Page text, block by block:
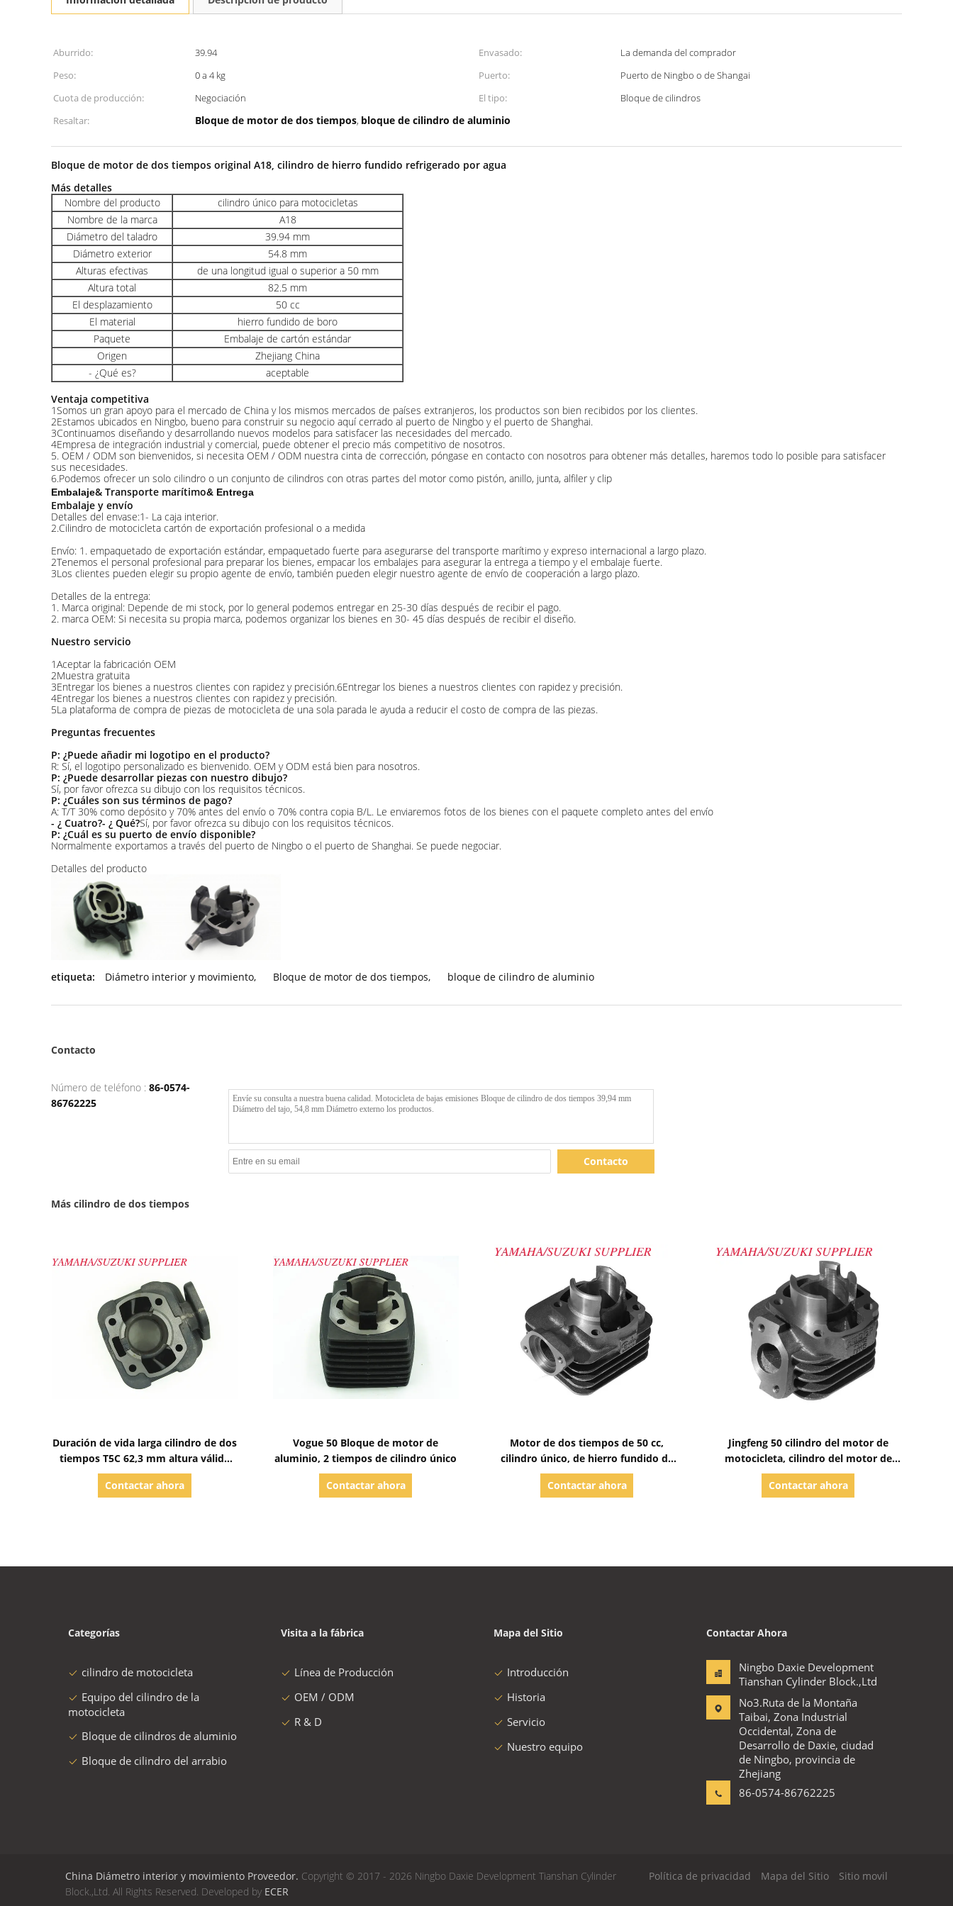
Aburrido: 39.94 Envasado:
La demanda del comprador
Peso:
0 a 4 kg Puerto:
Puerto de Ningbo o de Shangai
Cuota de producción:
Negociación El tipo:
Bloque de cilindros
Resaltar:
Bloque de motor de dos tiempos, bloque de cilindro de aluminio
Bloque de motor de dos tiempos original A18, cilindro de hierro fundido refrigerado por agua
Más detalles
Nombre del producto
cilindro único para motocicletas
Nombre de la marca
A18
Diámetro del taladro
39.94 mm
Diámetro exterior
54.8 mm
Alturas efectivas
de una longitud igual o superior a 50 mm
Altura total
82.5 mm
El desplazamiento
50 cc
El material
hierro fundido de boro
Paquete
Embalaje de cartón estándar
Origen
Zhejiang China
- ¿Qué es?
aceptable
Ventaja competitiva
1Somos un gran apoyo para el mercado de China y los mismos mercados de países extranjeros, los productos son bien recibidos por los clientes.
2Estamos ubicados en Ningbo, bueno para construir su negocio aquí cerrado al puerto de Ningbo y el puerto de Shanghai.
3Continuamos diseñando y desarrollando nuevos modelos para satisfacer las necesidades del mercado.
4Empresa de integración industrial y comercial, puede obtener el precio más competitivo de nosotros.
5. OEM / ODM son bienvenidos, si necesita OEM / ODM nuestra cinta de corrección, póngase en contacto con nosotros para obtener más detalles, haremos todo lo posible para satisfacer
sus necesidades.
6.Podemos ofrecer un solo cilindro o un conjunto de cilindros con otras partes del motor como pistón, anillo, junta, alfiler y clip
Embalaje& Transporte marítimo& Entrega
Embalaje y envío
Detalles del envase:1- La caja interior.
2.Cilindro de motocicleta cartón de exportación profesional o a medida
Envío: 1. empaquetado de exportación estándar, empaquetado fuerte para asegurarse del transporte marítimo y expreso internacional a largo plazo.
2Tenemos el personal profesional para preparar los bienes, empacar los embalajes para asegurar la entrega a tiempo y el embalaje fuerte.
3Los clientes pueden elegir su propio agente de envío, también pueden elegir nuestro agente de envío de cooperación a largo plazo.
Detalles de la entrega:
1. Marca original: Depende de mi stock, por lo general podemos entregar en 25-30 días después de recibir el pago.
2. marca OEM: Si necesita su propia marca, podemos organizar los bienes en 30- 45 días después de recibir el diseño.
Nuestro servicio
1Aceptar la fabricación OEM
2Muestra gratuita
3Entregar los bienes a nuestros clientes con rapidez y precisión.6Entregar los bienes a nuestros clientes con rapidez y precisión.
4Entregar los bienes a nuestros clientes con rapidez y precisión.
5La plataforma de compra de piezas de motocicleta de una sola parada le ayuda a reducir el costo de compra de las piezas.
Preguntas frecuentes
P: ¿Puede añadir mi logotipo en el producto?
R: Sí, el logotipo personalizado es bienvenido. OEM y ODM está bien para nosotros.
P: ¿Puede desarrollar piezas con nuestro dibujo?
Sí, por favor ofrezca su dibujo con los requisitos técnicos.
P: ¿Cuáles son sus términos de pago?
A: T/T 30% como depósito y 70% antes del envío o 70% contra copia B/L. Le enviaremos fotos de los bienes con el paquete completo antes del envío
- ¿ Cuatro?- ¿ Qué?Sí, por favor ofrezca su dibujo con los requisitos técnicos.
P: ¿Cuál es su puerto de envío disponible?
Normalmente exportamos a través del puerto de Ningbo o el puerto de Shanghai. Se puede negociar.
Detalles del producto
etiqueta: Diámetro interior y movimiento, Bloque de motor de dos tiempos, bloque de cilindro de aluminio
Contacto
Número de teléfono : 86-0574-
86762225
Contacto
Más cilindro de dos tiempos
Duración de vida larga cilindro de dos
tiempos T5C 62,3 mm altura válida
para piezas Sym
Contactar ahora
Vogue 50 Bloque de motor de
aluminio, 2 tiempos de cilindro único
Contactar ahora
Motor de dos tiempos de 50 cc,
cilindro único, de hierro fundido de
boro, bloque de motor de hierro
fundido KEB 7.
Contactar ahora
Jingfeng 50 cilindro del motor de
motocicleta, cilindro del motor de
alta intensidad
Contactar ahora
Categorías
cilindro de motocicleta
Equipo del cilindro de la
motocicleta
Bloque de cilindros de aluminio
Bloque de cilindro del arrabio
Visita a la fábrica
Línea de Producción
OEM / ODM
R & D
Mapa del Sitio
Introducción
Historia
Servicio
Nuestro equipo
Contactar Ahora
Ningbo Daxie Development
Tianshan Cylinder Block.,Ltd
No3.Ruta de la Montaña
Taibai, Zona Industrial
Occidental, Zona de
Desarrollo de Daxie, ciudad
de Ningbo, provincia de
Zhejiang
86-0574-86762225
Política de privacidad Mapa del Sitio Sitio movil
China Diámetro interior y movimiento Proveedor. Copyright © 2017 - 2026 Ningbo Daxie Development Tianshan Cylinder
Block.,Ltd. All Rights Reserved. Developed by ECER